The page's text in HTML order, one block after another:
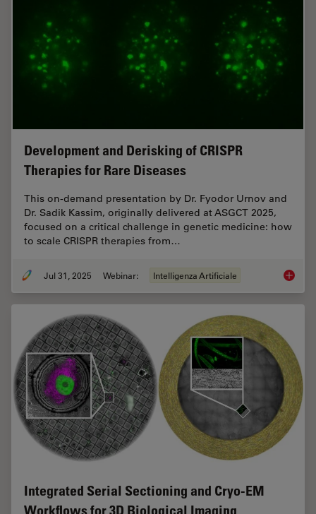
Development and Derisking of CRISPR
Therapies for Rare Diseases
This on-demand presentation by Dr. Fyodor Urnov and
Dr. Sadik Kassim, originally delivered at ASGCT 2025,
focused on a critical challenge in genetic medicine: how
to scale CRISPR therapies from…
Jul 31, 2025 Webinar: Intelligenza Artificiale
Integrated Serial Sectioning and Cryo-EM
Workflows for 3D Biological Imaging